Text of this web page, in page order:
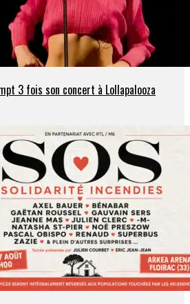
3 fois son concert à Lollapalooza